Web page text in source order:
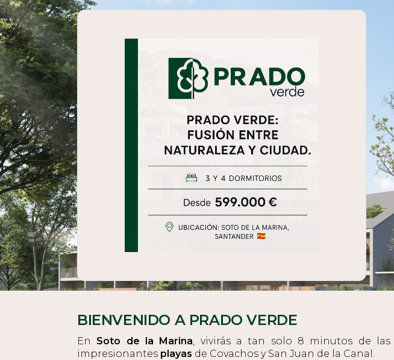
BIENVENIDO A PRADO VERDE
En Soto de la Marina , vivirás a tan solo 8 minutos de las
impresionantes playas de Covachos y San Juan de la Canal.